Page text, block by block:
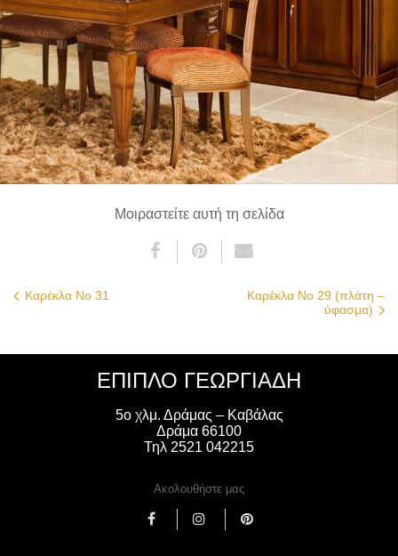
Μοιραστείτε αυτή τη σελίδα
Καρέκλα Νο 31
Καρέκλα Νο 29 (πλάτη –
ύφασμα)
ΈΠΙΠΛΟ ΓΕΩΡΓΙΑΔΗ
5ο χλμ. Δράμας – Καβάλας
Δράμα 66100
Τηλ 2521 042215
Ακολουθήστε μας